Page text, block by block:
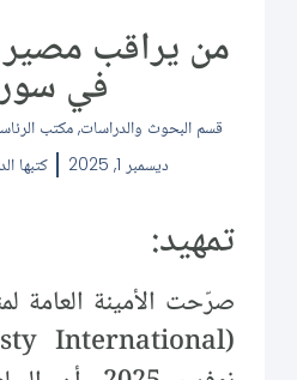
من يراقب مصير
في
قسم البحوث والدراسات, مكتب
ديسمبر 1, 2025
كتبها
تمهيد:
صرّحت الأمينة العامة